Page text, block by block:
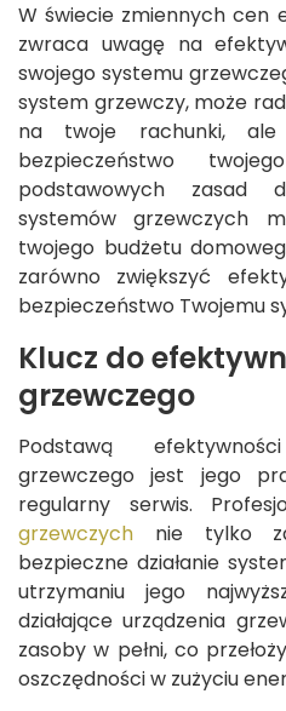
W świecie zmiennych cen
zwraca uwagę na
swojego systemu
system grzewczy, może
na twoje rachunki,
bezpieczeństwo
podstawowych zasad
systemów grzewczych
twojego budżetu
zarówno zwiększyć
bezpieczeństwo Twojemu
Klucz do
grzewczego
Podstawą
grzewczego jest jego
regularny serwis.
grzewczych nie tylko
bezpieczne działanie
utrzymaniu jego
działające urządzenia
zasoby w pełni, co
oszczędności w zużyciu